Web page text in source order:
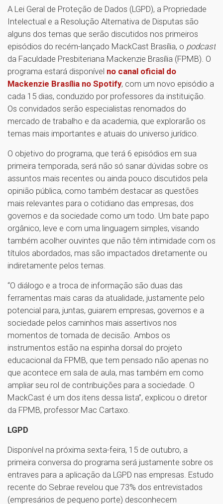
A Lei Geral de Proteção de Dados (LGPD), a Propriedade
Intelectual e a Resolução Alternativa de Disputas são
alguns dos temas que serão discutidos nos primeiros
episódios do recém-lançado MackCast Brasília, o podcast
da Faculdade Presbiteriana Mackenzie Brasília (FPMB). O
programa estará disponível no canal oficial do
Mackenzie Brasília no Spotify, com um novo episódio a
cada 15 dias, conduzido por professores da instituição.
Os convidados serão especialistas renomados do
mercado de trabalho e da academia, que explorarão os
temas mais importantes e atuais do universo jurídico.
O objetivo do programa, que terá 6 episódios em sua
primeira temporada, será não só sanar dúvidas sobre os
assuntos mais recentes ou ainda pouco discutidos pela
opinião pública, como também destacar as questões
mais relevantes para o cotidiano das empresas, dos
governos e da sociedade como um todo. Um bate papo
orgânico, leve e com uma linguagem simples, visando
também acolher ouvintes que não têm intimidade com os
títulos abordados, mas são impactados diretamente ou
indiretamente pelos temas.
“O diálogo e a troca de informação são duas das
ferramentas mais caras da atualidade, justamente pelo
potencial para, juntas, guiarem empresas, governos e a
sociedade pelos caminhos mais assertivos nos
momentos de tomada de decisão. Ambos os
instrumentos estão na espinha dorsal do projeto
educacional da FPMB, que tem pensado não apenas no
que acontece em sala de aula, mas também em como
ampliar seu rol de contribuições para a sociedade. O
MackCast é um dos itens dessa lista”, explicou o diretor
da FPMB, professor Mac Cartaxo.
LGPD
Disponível na próxima sexta-feira, 15 de outubro, a
primeira conversa do programa será justamente sobre os
entraves para a aplicação da LGPD nas empresas. Estudo
recente do Sebrae revelou que 73% dos entrevistados
(empresários de pequeno porte) desconhecem